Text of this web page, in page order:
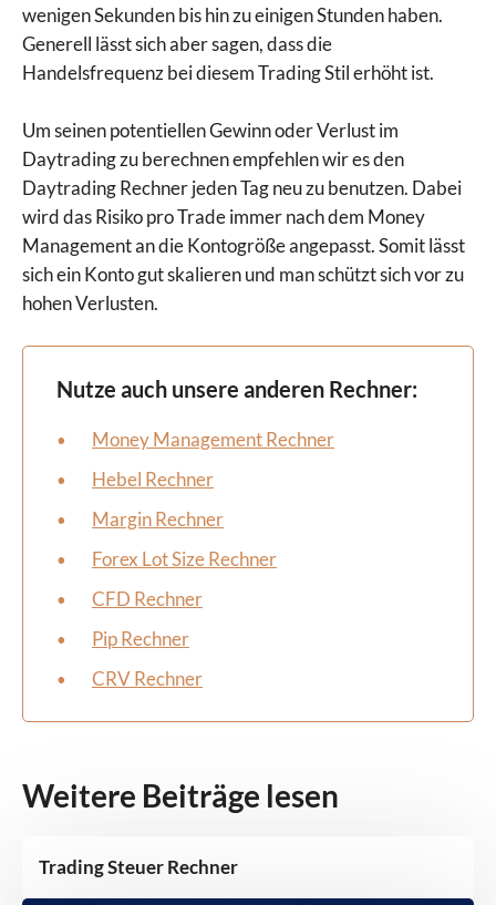
wenigen Sekunden bis hin zu einigen Stunden haben.
Generell lässt sich aber sagen, dass die
Handelsfrequenz bei diesem Trading Stil erhöht ist.
Um seinen potentiellen Gewinn oder Verlust im
Daytrading zu berechnen empfehlen wir es den
Daytrading Rechner jeden Tag neu zu benutzen. Dabei
wird das Risiko pro Trade immer nach dem Money
Management an die Kontogröße angepasst. Somit lässt
sich ein Konto gut skalieren und man schützt sich vor zu
hohen Verlusten.
Nutze auch unsere anderen Rechner:
Money Management Rechner
Hebel Rechner
Margin Rechner
Forex Lot Size Rechner
CFD Rechner
Pip Rechner
CRV Rechner
Weitere Beiträge lesen
Trading Steuer Rechner